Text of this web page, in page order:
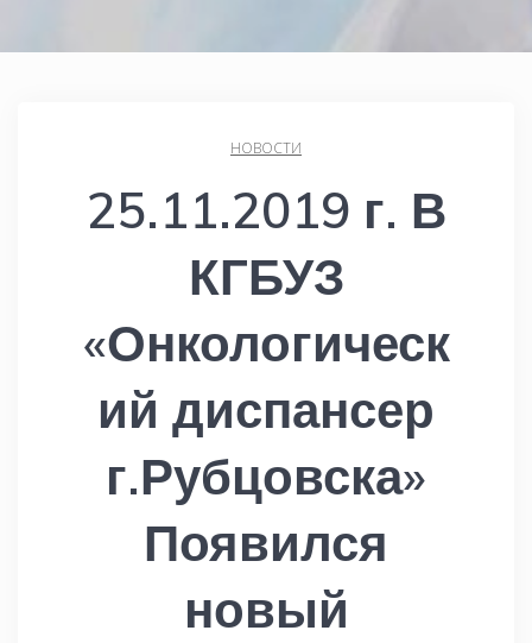
НОВОСТИ
25.11.2019 г. В
КГБУЗ
«Онкологическ
ий диспансер
г.Рубцовска»
Появился
новый